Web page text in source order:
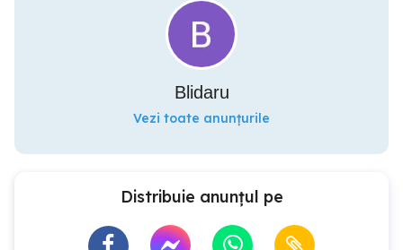
Blidaru
Vezi toate anunțurile
Distribuie anunțul pe